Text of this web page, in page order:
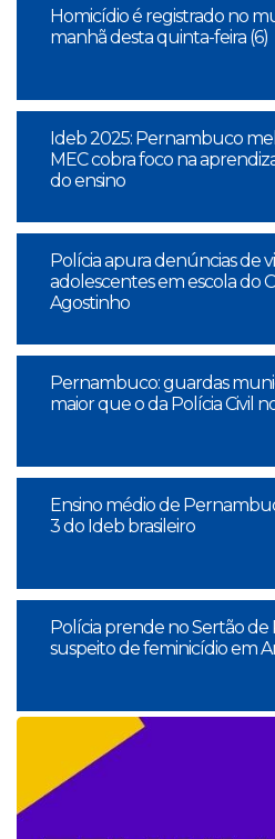
Homicídio é registrado no
manhã desta quinta-feira (6)
Ideb 2025: Pernambuco
MEC cobra foco na
do ensino
Polícia apura denúncias de
adolescentes em escola do
Agostinho
Pernambuco: guardas
maior que o da Polícia Civil
Ensino médio de
3 do Ideb brasileiro
Polícia prende no Sertão
suspeito de feminicídio em